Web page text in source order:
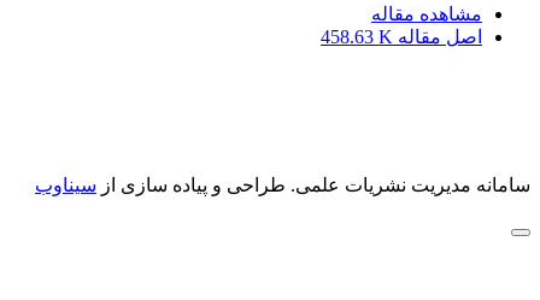
مشاهده مقاله
اصل مقاله 458.63 K
سامانه مدیریت نشریات علمی. طراحی و پیاده سازی از سیناوب